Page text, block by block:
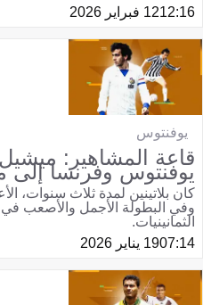
12:1612 فبراير 2026
يوفنتوس
قاعة المشاهير:
يوفنتوس وفرنسا إلى
كان بلاتينين لمدة ثلاث سنوات،
وفي البطولة الأجمل والأصعب في
الثمانينيات.
07:1419 يناير 2026